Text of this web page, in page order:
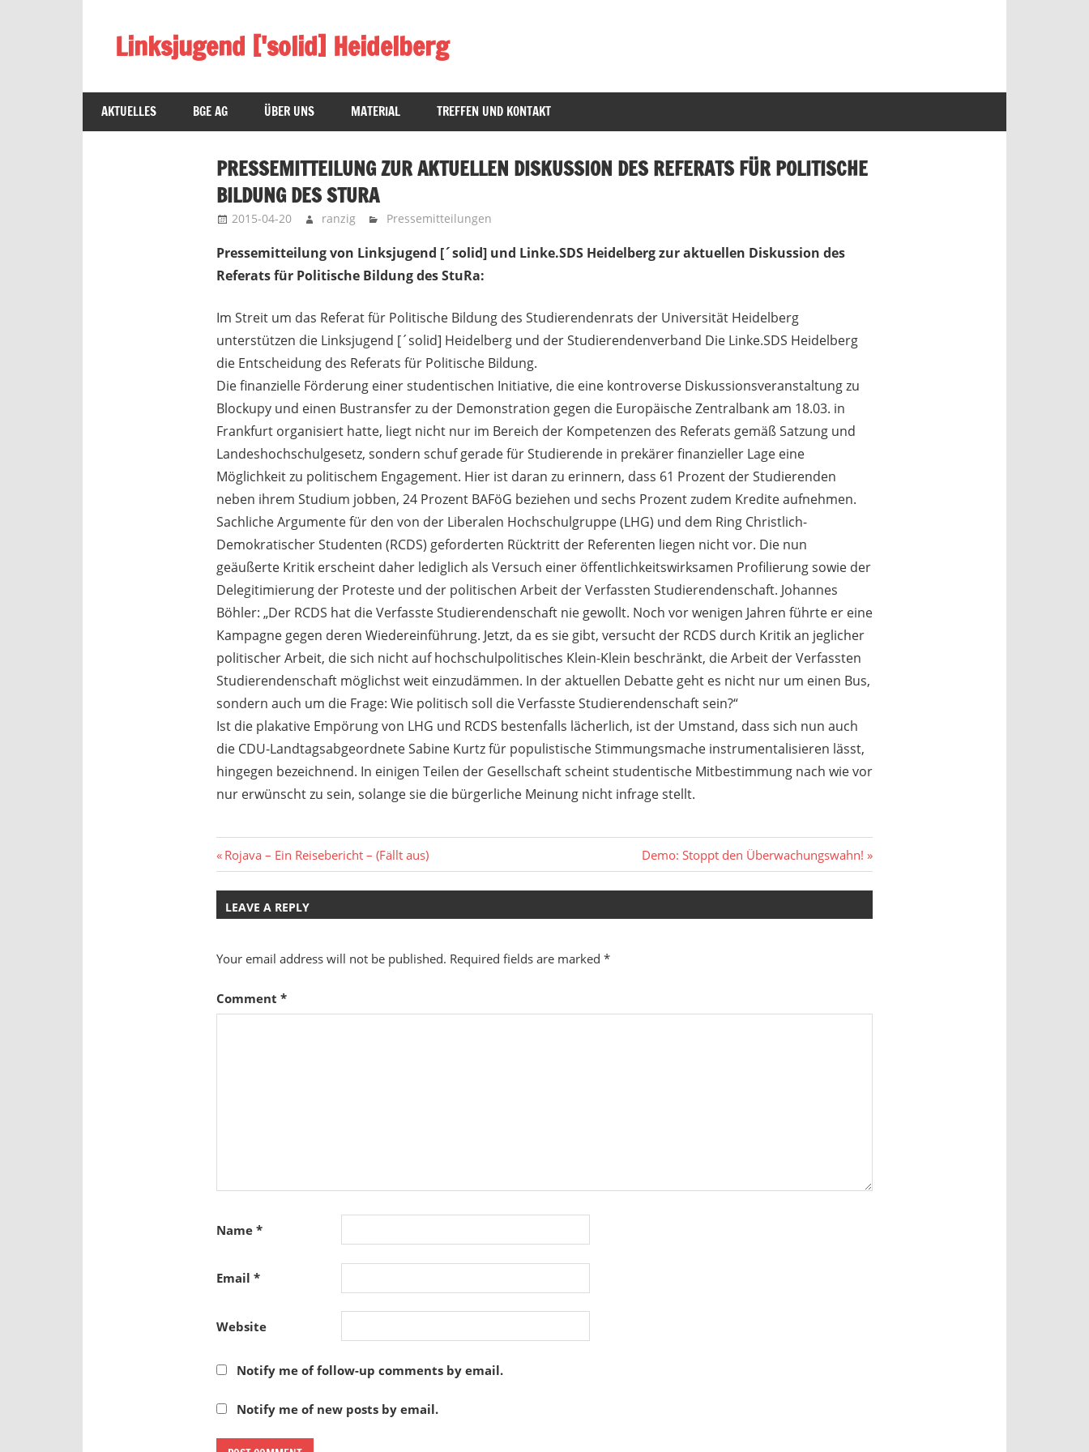
contentLinksjugend ['solid] Heidelberg
antifaschistisch,
basisdemokratisch
&
AKTUELLES BGE AG ÜBER UNS MATERIAL TREFFEN UND KONTAKT
PRESSEMITTEILUNG ZUR AKTUELLEN DISKUSSION DES REFERATS FÜR POLITISCHE
BILDUNG DES STURA
2015-04-20 ranzig Pressemitteilungen
Pressemitteilung von Linksjugend [´solid] und Linke.SDS Heidelberg zur aktuellen Diskussion des
Referats für Politische Bildung des StuRa:
Im Streit um das Referat für Politische Bildung des Studierendenrats der Universität Heidelberg
unterstützen die Linksjugend [´solid] Heidelberg und der Studierendenverband Die Linke.SDS Heidelberg
die Entscheidung des Referats für Politische Bildung.
Die finanzielle Förderung einer studentischen Initiative, die eine kontroverse Diskussionsveranstaltung zu
Blockupy und einen Bustransfer zu der Demonstration gegen die Europäische Zentralbank am 18.03. in
Frankfurt organisiert hatte, liegt nicht nur im Bereich der Kompetenzen des Referats gemäß Satzung und
Landeshochschulgesetz, sondern schuf gerade für Studierende in prekärer finanzieller Lage eine
Möglichkeit zu politischem Engagement. Hier ist daran zu erinnern, dass 61 Prozent der Studierenden
neben ihrem Studium jobben, 24 Prozent BAFöG beziehen und sechs Prozent zudem Kredite aufnehmen.
Sachliche Argumente für den von der Liberalen Hochschulgruppe (LHG) und dem Ring Christlich-
Demokratischer Studenten (RCDS) geforderten Rücktritt der Referenten liegen nicht vor. Die nun
geäußerte Kritik erscheint daher lediglich als Versuch einer öffentlichkeitswirksamen Profilierung sowie der
Delegitimierung der Proteste und der politischen Arbeit der Verfassten Studierendenschaft. Johannes
Böhler: „Der RCDS hat die Verfasste Studierendenschaft nie gewollt. Noch vor wenigen Jahren führte er eine
Kampagne gegen deren Wiedereinführung. Jetzt, da es sie gibt, versucht der RCDS durch Kritik an jeglicher
politischer Arbeit, die sich nicht auf hochschulpolitisches Klein-Klein beschränkt, die Arbeit der Verfassten
Studierendenschaft möglichst weit einzudämmen. In der aktuellen Debatte geht es nicht nur um einen Bus,
sondern auch um die Frage: Wie politisch soll die Verfasste Studierendenschaft sein?“
Ist die plakative Empörung von LHG und RCDS bestenfalls lächerlich, ist der Umstand, dass sich nun auch
die CDU-Landtagsabgeordnete Sabine Kurtz für populistische Stimmungsmache instrumentalisieren lässt,
hingegen bezeichnend. In einigen Teilen der Gesellschaft scheint studentische Mitbestimmung nach wie vor
nur erwünscht zu sein, solange sie die bürgerliche Meinung nicht infrage stellt.
Post
navigation
Previous
Post:
Rojava – Ein Reisebericht – (Fällt aus)
Next
Post:
Demo: Stoppt den Überwachungswahn!
LEAVE A REPLY
Your email address will not be published. Required fields are marked *
Comment *
Name *
Email *
Website
Notify me of follow-up comments by email.
Notify me of new posts by email.